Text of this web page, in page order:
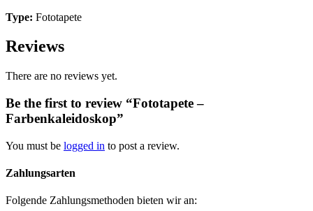
Type: Fototapete
Reviews
There are no reviews yet.
Be the first to review “Fototapete –
Farbenkaleidoskop”
You must be logged in to post a review.
Zahlungsarten
Folgende Zahlungsmethoden bieten wir an: